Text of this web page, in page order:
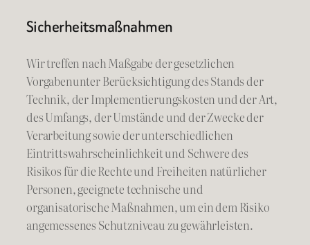
Sicherheitsmaßnahmen
Wir treffen nach Maßgabe der gesetzlichen
Vorgabenunter Berücksichtigung des Stands der
Technik, der Implementierungskosten und der Art,
des Umfangs, der Umstände und der Zwecke der
Verarbeitung sowie der unterschiedlichen
Eintrittswahrscheinlichkeit und Schwere des
Risikos für die Rechte und Freiheiten natürlicher
Personen, geeignete technische und
organisatorische Maßnahmen, um ein dem Risiko
angemessenes Schutzniveau zu gewährleisten.